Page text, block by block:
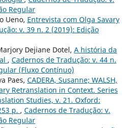
Regular
Ueno, Entrevista com Olga Savary
v. 39 n. 2 (2019): Edição
Dejiane Dotel, A história da
, Cadernos de Tradução: v. 44 n.
(Fluxo Contínuo)
Paes, CADERA, Susanne; WALSH,
Retranslation in Context. Series
Studies, v. 21. Oxford:
p. , Cadernos de Tradução: v.
Regular